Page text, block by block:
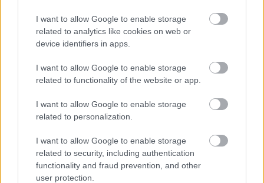
I want to allow Google to enable storage
related to analytics like cookies on web or
device identifiers in apps.
I want to allow Google to enable storage
related to functionality of the website or app.
I want to allow Google to enable storage
related to personalization.
I want to allow Google to enable storage
related to security, including authentication
functionality and fraud prevention, and other
user protection.
Aκολουθήστε μας
παντού…